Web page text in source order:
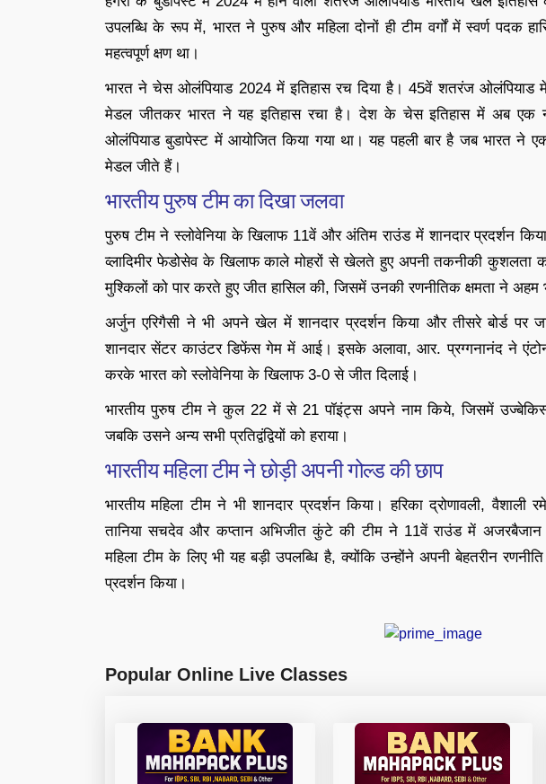
उपलब्धि के रूप में, भारत ने पुरुष और महिला दोनों ही टीम वर्गों में स्वर्ण पदक
महत्वपूर्ण क्षण था।
भारत ने चेस ओलंपियाड 2024 में इतिहास रच दिया है। 45वें शतरंज ओलंपियाड
मेडल जीतकर भारत ने यह इतिहास रचा है। देश के चेस इतिहास में अब एक
ओलंपियाड बुडापेस्ट में आयोजित किया गया था। यह पहली बार है जब भारत ने
मेडल जीते हैं।
भारतीय पुरुष टीम का दिखा जलवा
पुरुष टीम ने स्लोवेनिया के खिलाफ 11वें और अंतिम राउंड में शानदार प्रदर्शन
व्लादिमीर फेडोसेव के खिलाफ काले मोहरों से खेलते हुए अपनी तकनीकी कुशलता का
मुश्किलों को पार करते हुए जीत हासिल की, जिसमें उनकी रणनीतिक क्षमता ने अहम
अर्जुन एरिगैसी ने भी अपने खेल में शानदार प्रदर्शन किया और तीसरे बोर्ड
शानदार सेंटर काउंटर डिफेंस गेम में आई। इसके अलावा, आर. प्रग्गनानंद ने
करके भारत को स्लोवेनिया के खिलाफ 3-0 से जीत दिलाई।
भारतीय पुरुष टीम ने कुल 22 में से 21 पॉइंट्स अपने नाम किये, जिसमें
जबकि उसने अन्य सभी प्रतिद्वंद्वियों को हराया।
भारतीय महिला टीम ने छोड़ी अपनी गोल्ड की छाप
भारतीय महिला टीम ने भी शानदार प्रदर्शन किया। हरिका द्रोणावली, वैशाली
तानिया सचदेव और कप्तान अभिजीत कुंटे की टीम ने 11वें राउंड में अजरबैजान
महिला टीम के लिए भी यह बड़ी उपलब्धि है, क्योंकि उन्होंने अपनी बेहतरीन
प्रदर्शन किया।
Popular Online Live Classes